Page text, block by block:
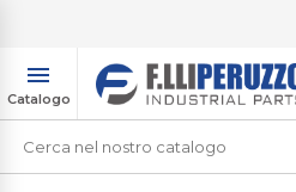
Catalogo